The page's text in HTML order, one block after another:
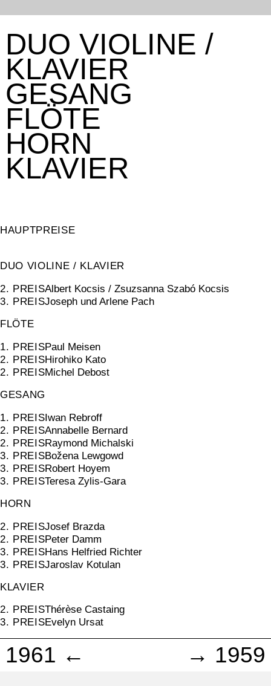
DUO VIOLINE /
KLAVIER
GESANG
FLÖTE
HORN
KLAVIER
HAUPTPREISE
DUO VIOLINE / KLAVIER
2. PREISAlbert Kocsis / Zsuzsanna Szabó Kocsis
3. PREISJoseph und Arlene Pach
FLÖTE
1. PREISPaul Meisen
2. PREISHirohiko Kato
2. PREISMichel Debost
GESANG
1. PREISIwan Rebroff
2. PREISAnnabelle Bernard
2. PREISRaymond Michalski
3. PREISBožena Lewgowd
3. PREISRobert Hoyem
3. PREISTeresa Zylis-Gara
HORN
2. PREISJosef Brazda
2. PREISPeter Damm
3. PREISHans Helfried Richter
3. PREISJaroslav Kotulan
KLAVIER
2. PREISThérèse Castaing
3. PREISEvelyn Ursat
1961 ← → 1959